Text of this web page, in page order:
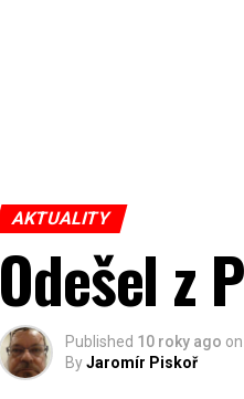
AKTUALITY
Odešel z
Published 10 roky ago on
ByJaromír Piskoř